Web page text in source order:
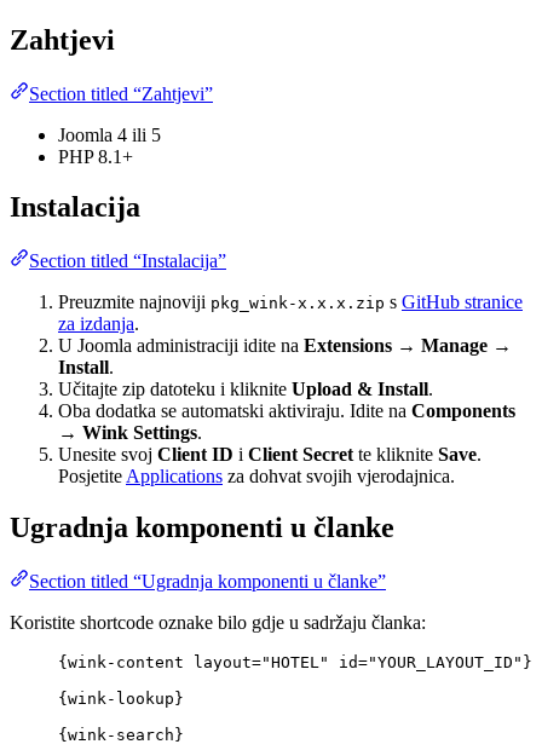
Zahtjevi
Section titled “Zahtjevi”
Joomla 4 ili 5
PHP 8.1+
Instalacija
Section titled “Instalacija”
Preuzmite najnoviji pkg_wink-x.x.x.zip s GitHub stranice
za izdanja.
U Joomla administraciji idite na Extensions → Manage →
Install.
Učitajte zip datoteku i kliknite Upload & Install.
Oba dodatka se automatski aktiviraju. Idite na Components
→ Wink Settings.
Unesite svoj Client ID i Client Secret te kliknite Save.
Posjetite Applications za dohvat svojih vjerodajnica.
Ugradnja komponenti u članke
Section titled “Ugradnja komponenti u članke”
Koristite shortcode oznake bilo gdje u sadržaju članka:
{wink-content layout="HOTEL" id="YOUR_LAYOUT_ID"}
{wink-lookup}
{wink-search}